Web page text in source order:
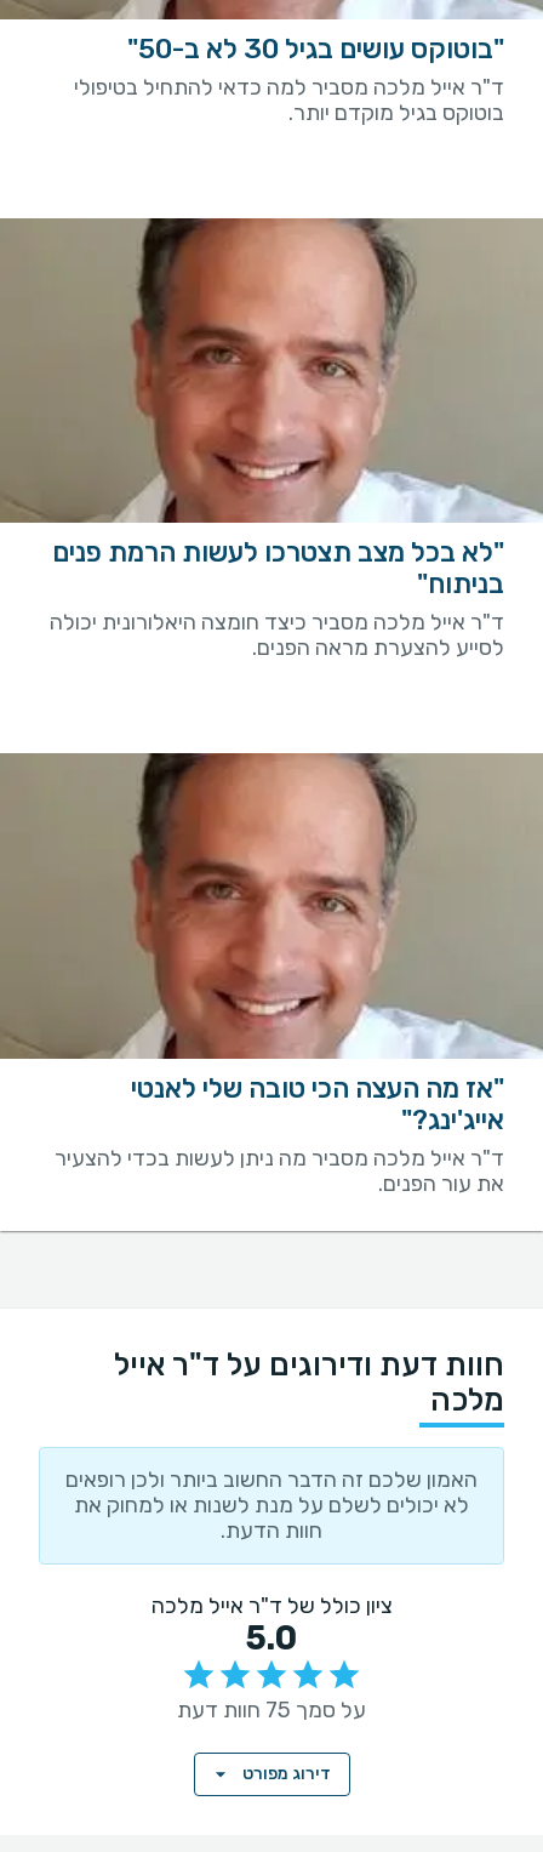
"בוטוקס עושים בגיל 30 לא ב-50"
ד"ר אייל מלכה מסביר למה כדאי להתחיל בטיפולי
בוטוקס בגיל מוקדם יותר.
"לא בכל מצב תצטרכו לעשות הרמת פנים
בניתוח"
ד"ר אייל מלכה מסביר כיצד חומצה היאלורונית יכולה
לסייע להצערת מראה הפנים.
"אז מה העצה הכי טובה שלי לאנטי
אייג'ינג?"
ד"ר אייל מלכה מסביר מה ניתן לעשות בכדי להצעיר
את עור הפנים.
חוות דעת ודירוגים על ד"ר אייל
מלכה
האמון שלכם זה הדבר החשוב ביותר ולכן רופאים
לא יכולים לשלם על מנת לשנות או למחוק את
חוות הדעת.
ציון כולל של ד"ר אייל מלכה
5.0
על סמך 75 חוות דעת
דירוג מפורט